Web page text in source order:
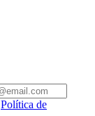
Política de